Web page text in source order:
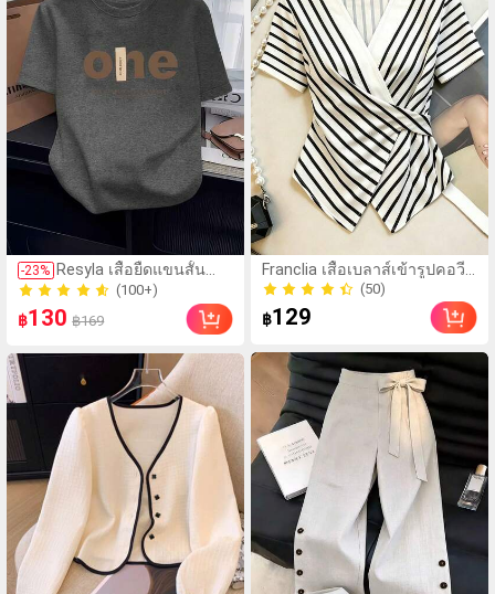
-23% Resyla เสื้อยืดแขนสั้น
คอกลมพิมพ์ลายตัวอักษร
สำหรับผู้หญิง สวมใส่ได้ทุก
วัน สไตล์ลำลอง
(100+)
200+ ขายแล้ว
(100+)
200+ ขายแล้ว
฿130 ฿169
Franclia เสื้อเบลาส์เข้ารูปคอวี
ลายทางสำหรับวันหยุดพักผ่อน
สบายๆ ฤดูร้อนสำหรับผู้หญิง
70+ ขายแล้ว
(50)
70+ ขายแล้ว
฿129